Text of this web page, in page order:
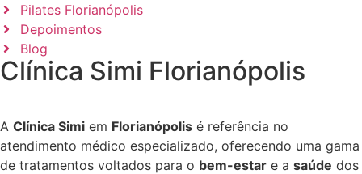
Pilates Florianópolis
Depoimentos
Blog
Clínica Simi Florianópolis
A Clínica Simi em Florianópolis é referência no
atendimento médico especializado, oferecendo uma gama
de tratamentos voltados para o bem-estar e a saúde dos